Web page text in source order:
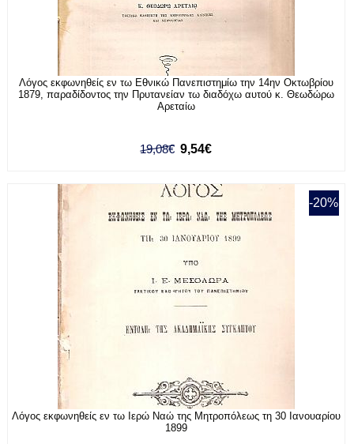
Λόγος εκφωνηθείς εν τω Εθνικώ Πανεπιστημίω την 14ην Οκτωβρίου
1879, παραδίδοντος την Πρυτανείαν τω διαδόχω αυτού κ. Θεωδώρω
Αρεταίω
19,08€ 9,54€
-20%
Λόγος εκφωνηθείς εν τω Ιερώ Ναώ της Μητροπόλεως τη 30 Ιανουαρίου
1899